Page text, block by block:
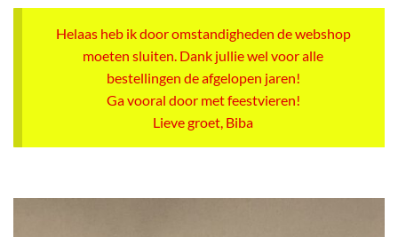
Helaas heb ik door omstandigheden de webshop
moeten sluiten. Dank jullie wel voor alle
bestellingen de afgelopen jaren!
Ga vooral door met feestvieren!
Lieve groet, Biba